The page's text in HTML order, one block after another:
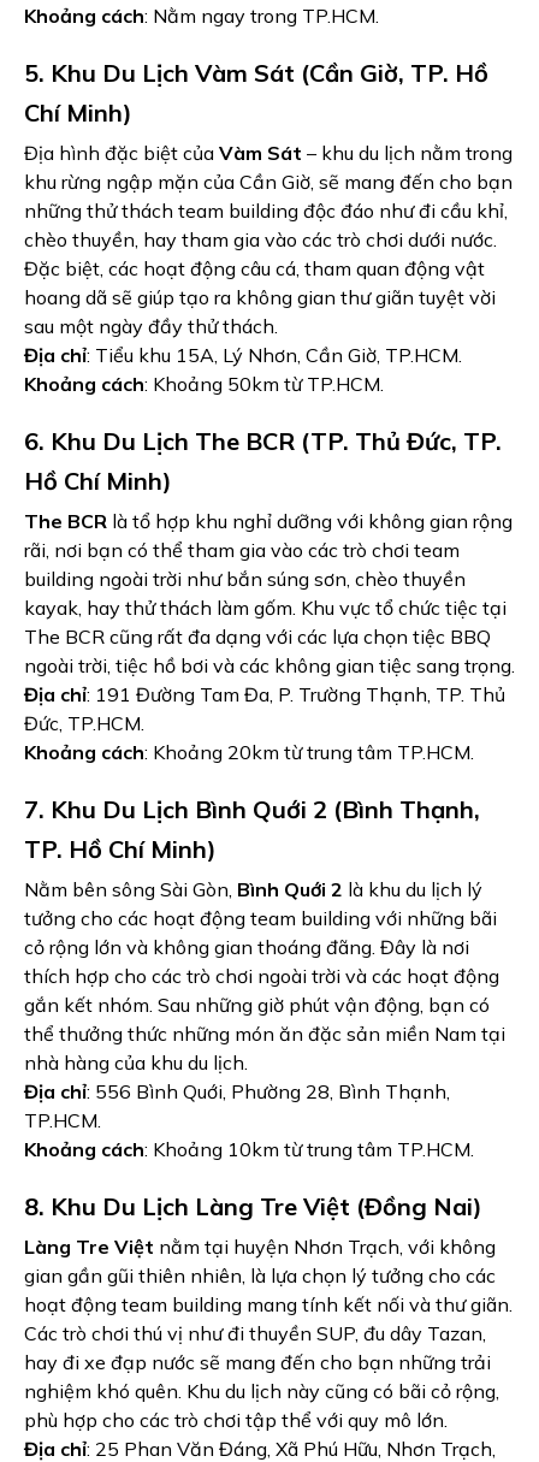
Khoảng cách: Nằm ngay trong TP.HCM.
5. Khu Du Lịch Vàm Sát (Cần Giờ, TP. Hồ
Chí Minh)
Địa hình đặc biệt của Vàm Sát – khu du lịch nằm trong
khu rừng ngập mặn của Cần Giờ, sẽ mang đến cho bạn
những thử thách team building độc đáo như đi cầu khỉ,
chèo thuyền, hay tham gia vào các trò chơi dưới nước.
Đặc biệt, các hoạt động câu cá, tham quan động vật
hoang dã sẽ giúp tạo ra không gian thư giãn tuyệt vời
sau một ngày đầy thử thách.
Địa chỉ: Tiểu khu 15A, Lý Nhơn, Cần Giờ, TP.HCM.
Khoảng cách: Khoảng 50km từ TP.HCM.
6. Khu Du Lịch The BCR (TP. Thủ Đức, TP.
Hồ Chí Minh)
The BCR là tổ hợp khu nghỉ dưỡng với không gian rộng
rãi, nơi bạn có thể tham gia vào các trò chơi team
building ngoài trời như bắn súng sơn, chèo thuyền
kayak, hay thử thách làm gốm. Khu vực tổ chức tiệc tại
The BCR cũng rất đa dạng với các lựa chọn tiệc BBQ
ngoài trời, tiệc hồ bơi và các không gian tiệc sang trọng.
Địa chỉ: 191 Đường Tam Đa, P. Trường Thạnh, TP. Thủ
Đức, TP.HCM.
Khoảng cách: Khoảng 20km từ trung tâm TP.HCM.
7. Khu Du Lịch Bình Quới 2 (Bình Thạnh,
TP. Hồ Chí Minh)
Nằm bên sông Sài Gòn, Bình Quới 2 là khu du lịch lý
tưởng cho các hoạt động team building với những bãi
cỏ rộng lớn và không gian thoáng đãng. Đây là nơi
thích hợp cho các trò chơi ngoài trời và các hoạt động
gắn kết nhóm. Sau những giờ phút vận động, bạn có
thể thưởng thức những món ăn đặc sản miền Nam tại
nhà hàng của khu du lịch.
Địa chỉ: 556 Bình Quới, Phường 28, Bình Thạnh,
TP.HCM.
Khoảng cách: Khoảng 10km từ trung tâm TP.HCM.
8. Khu Du Lịch Làng Tre Việt (Đồng Nai)
Làng Tre Việt nằm tại huyện Nhơn Trạch, với không
gian gần gũi thiên nhiên, là lựa chọn lý tưởng cho các
hoạt động team building mang tính kết nối và thư giãn.
Các trò chơi thú vị như đi thuyền SUP, đu dây Tazan,
hay đi xe đạp nước sẽ mang đến cho bạn những trải
nghiệm khó quên. Khu du lịch này cũng có bãi cỏ rộng,
phù hợp cho các trò chơi tập thể với quy mô lớn.
Địa chỉ: 25 Phan Văn Đáng, Xã Phú Hữu, Nhơn Trạch,